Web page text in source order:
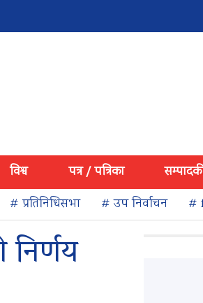
विश्व पत्र / पत्रिका
# प्रतिनिधिसभा # उप निर्वाचन #